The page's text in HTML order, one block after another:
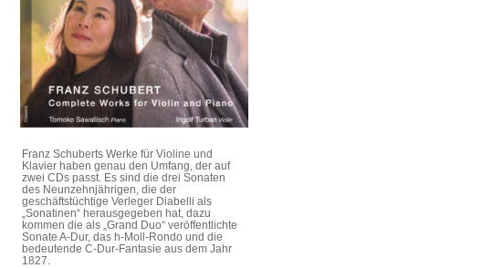
Franz Schuberts Werke für Violine und
Klavier haben genau den Umfang, der auf
zwei CDs passt. Es sind die drei Sonaten
des Neunzehnjährigen, die der
geschäftstüchtige Verleger Diabelli als
„Sonatinen“ herausgegeben hat, dazu
kommen die als „Grand Duo“ veröffentlichte
Sonate A-Dur, das h-Moll-Rondo und die
bedeutende C-Dur-Fantasie aus dem Jahr
1827.